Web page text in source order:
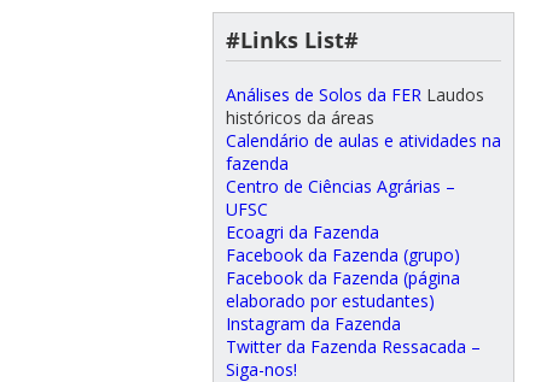
#Links List#
Análises de Solos da FER Laudos
históricos da áreas
Calendário de aulas e atividades na
fazenda
Centro de Ciências Agrárias –
UFSC
Ecoagri da Fazenda
Facebook da Fazenda (grupo)
Facebook da Fazenda (página
elaborado por estudantes)
Instagram da Fazenda
Twitter da Fazenda Ressacada –
Siga-nos!